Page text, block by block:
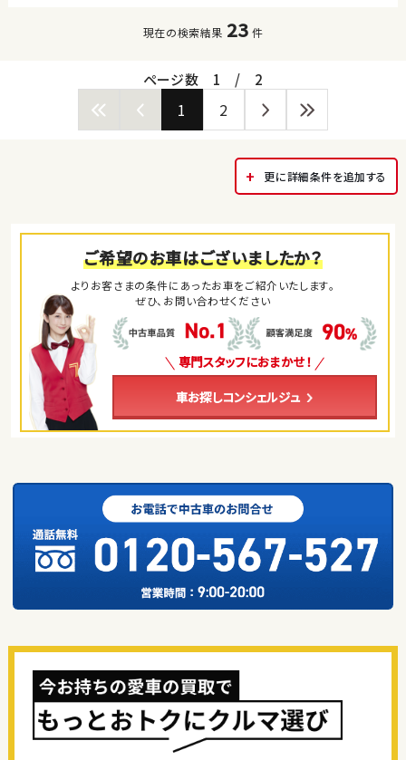
現在の検索結果 23 件
ページ数 1 / 2
1 2
更に詳細条件を追加する
ご希望のお車はございましたか？
よりお客さまの条件にあったお車をご紹介いたします。
ぜひ、お問い合わせください
専門スタッフにおまかせ！
車お探しコンシェルジュ